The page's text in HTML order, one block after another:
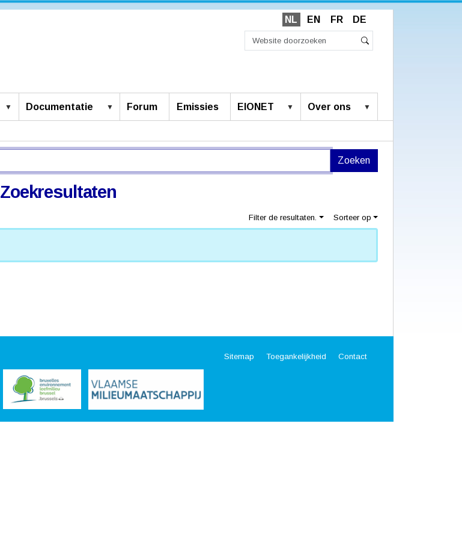
NL EN FR DE
Documentatie Forum Emissies EIONET Over ons
Zoekresultaten
Filter de resultaten. Sorteer op
Sitemap Toegankelijkheid Contact